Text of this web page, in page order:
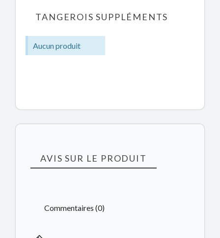
TANGEROIS SUPPLÉMENTS
Aucun produit
AVIS SUR LE PRODUIT
Commentaires (0)